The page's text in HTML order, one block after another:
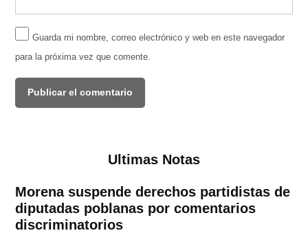
Guarda mi nombre, correo electrónico y web en este navegador
para la próxima vez que comente.
Ultimas Notas
Morena suspende derechos partidistas de
diputadas poblanas por comentarios
discriminatorios